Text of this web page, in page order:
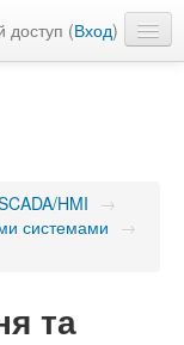
доступ (Вход)
HMI
→
системами →
та